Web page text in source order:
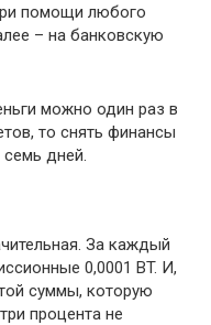
помощи любого
– на банковскую
можно один раз в
то снять финансы
дней.
За каждый
0,0001 BT. И,
суммы, которую
процента не